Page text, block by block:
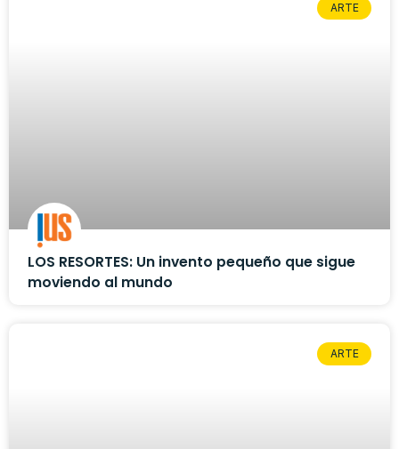
ARTE
LOS RESORTES: Un invento pequeño que sigue
moviendo al mundo
ARTE